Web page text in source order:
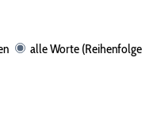
alle Worte